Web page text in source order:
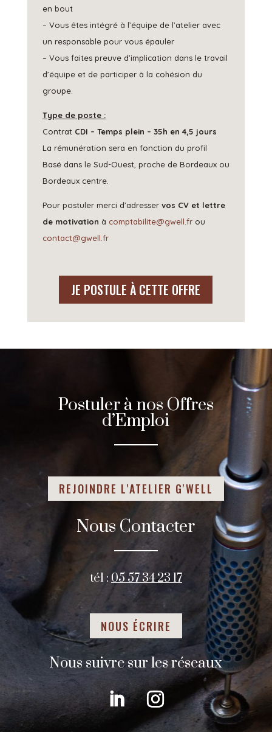
en bout
– Vous êtes intégré à l’équipe de l’atelier avec
un responsable pour vous épauler
– Vous faites preuve d’implication dans le travail
d’équipe et de participer à la cohésion du
groupe.
Type de poste :
Contrat CDI – Temps plein – 35h en 4,5 jours
La rémunération sera en fonction du profil
Basé dans le Sud-Ouest, proche de Bordeaux ou
Bordeaux centre.
Pour postuler merci d’adresser vos CV et lettre
de motivation à comptabilite@gwell.frou
contact@gwell.fr
JE POSTULE À CETTE OFFRE
Postuler à nos Offres
d’Emploi
REJOINDRE L'ATELIER G'WELL
Nous Contacter
tél : 05 57 34 23 17
NOUS ÉCRIRE
Nous suivre sur les réseaux